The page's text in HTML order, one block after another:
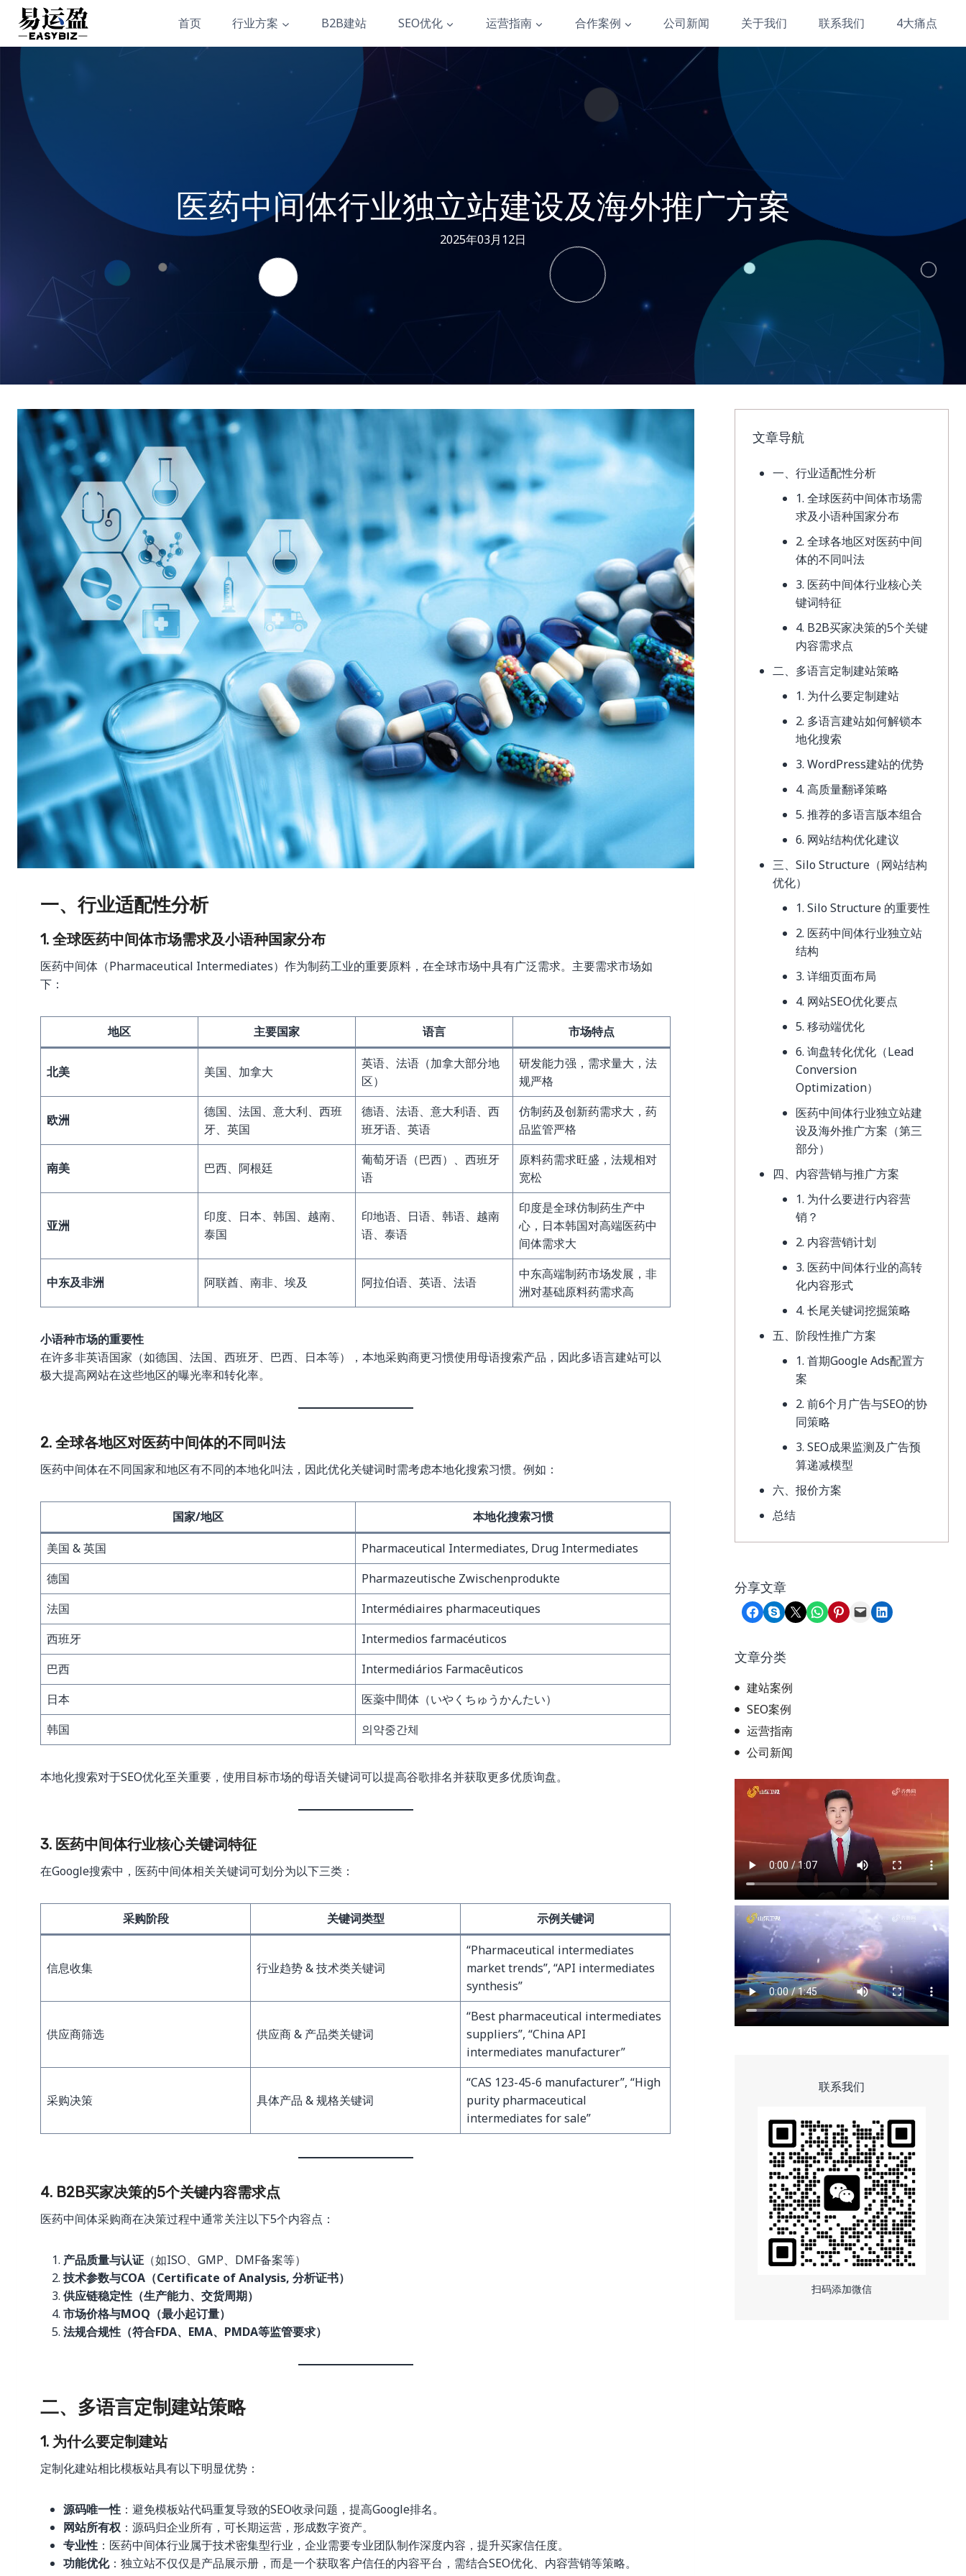
Skip
content
首页 行业方案 B2B建站 SEO优化 运营指南 合作案例 公司新闻 关于我们 联系我们 4大痛点
医药中间体行业独立站建设及海外推广方案
2025年03月12日
一、行业适配性分析
1. 全球医药中间体市场需求及小语种国家分布
医药中间体（Pharmaceutical Intermediates）作为制药工业的重要原料，在全球市场中具有广泛需求。主要需求市场如
下：
地区 主要国家 语言 市场特点
北美 美国、加拿大
英语、法语（加拿大部分地
区）
研发能力强，需求量大，法
规严格
欧洲
德国、法国、意大利、西班
牙、英国
德语、法语、意大利语、西
班牙语、英语
仿制药及创新药需求大，药
品监管严格
南美 巴西、阿根廷
葡萄牙语（巴西）、西班牙
语
原料药需求旺盛，法规相对
宽松
亚洲
印度、日本、韩国、越南、
泰国
印地语、日语、韩语、越南
语、泰语
印度是全球仿制药生产中
心，日本韩国对高端医药中
间体需求大
中东及非洲 阿联酋、南非、埃及 阿拉伯语、英语、法语
中东高端制药市场发展，非
洲对基础原料药需求高
小语种市场的重要性
在许多非英语国家（如德国、法国、西班牙、巴西、日本等），本地采购商更习惯使用母语搜索产品，因此多语言建站可以
极大提高网站在这些地区的曝光率和转化率。
2. 全球各地区对医药中间体的不同叫法
医药中间体在不同国家和地区有不同的本地化叫法，因此优化关键词时需考虑本地化搜索习惯。例如：
国家/地区
本地化搜索习惯
美国 & 英国
Pharmaceutical Intermediates, Drug Intermediates
德国
Pharmazeutische Zwischenprodukte
法国
Intermédiaires pharmaceutiques
西班牙
Intermedios farmacéuticos
巴西
Intermediários Farmacêuticos
日本
医薬中間体（いやくちゅうかんたい）
韩国
의약중간체
本地化搜索对于SEO优化至关重要，使用目标市场的母语关键词可以提高谷歌排名并获取更多优质询盘。
3. 医药中间体行业核心关键词特征
在Google搜索中，医药中间体相关关键词可划分为以下三类：
采购阶段 关键词类型 示例关键词
信息收集 行业趋势 & 技术类关键词
“Pharmaceutical intermediates
market trends”, “API intermediates
synthesis”
供应商筛选 供应商 & 产品类关键词
“Best pharmaceutical intermediates
suppliers”, “China API
intermediates manufacturer”
采购决策 具体产品 & 规格关键词
“CAS 123-45-6 manufacturer”, “High
purity pharmaceutical
intermediates for sale”
4. B2B买家决策的5个关键内容需求点
医药中间体采购商在决策过程中通常关注以下5个内容点：
产品质量与认证 （如ISO、GMP、DMF备案等）
技术参数与COA（Certificate of Analysis, 分析证书）
供应链稳定性（生产能力、交货周期）
市场价格与MOQ（最小起订量）
法规合规性（符合FDA、EMA、PMDA等监管要求）
二、多语言定制建站策略
1. 为什么要定制建站
定制化建站相比模板站具有以下明显优势：
源码唯一性 ：避免模板站代码重复导致的SEO收录问题，提高Google排名。
网站所有权 ：源码归企业所有，可长期运营，形成数字资产。
专业性 ：医药中间体行业属于技术密集型行业，企业需要专业团队制作深度内容，提升买家信任度。
功能优化：独立站不仅仅是产品展示册，而是一个获取客户信任的内容平台，需结合SEO优化、内容营销等策略。
文章导航
一、行业适配性分析
1. 全球医药中间体市场需
求及小语种国家分布
2. 全球各地区对医药中间
体的不同叫法
3. 医药中间体行业核心关
键词特征
4. B2B买家决策的5个关键
内容需求点
二、多语言定制建站策略
1. 为什么要定制建站
2. 多语言建站如何解锁本
地化搜索
3. WordPress建站的优势
4. 高质量翻译策略
5. 推荐的多语言版本组合
6. 网站结构优化建议
三、Silo Structure（网站结构
优化）
1. Silo Structure 的重要性
2. 医药中间体行业独立站
结构
3. 详细页面布局
4. 网站SEO优化要点
5. 移动端优化
6. 询盘转化优化（Lead
Conversion
Optimization）
医药中间体行业独立站建
设及海外推广方案（第三
部分）
四、内容营销与推广方案
1. 为什么要进行内容营
销？
2. 内容营销计划
3. 医药中间体行业的高转
化内容形式
4. 长尾关键词挖掘策略
五、阶段性推广方案
1. 首期Google Ads配置方
案
2. 前6个月广告与SEO的协
同策略
3. SEO成果监测及广告预
算递减模型
六、报价方案
总结
分享文章
Share on Facebook
Share on Skype
Share on X Share on WhatsApp
Share on Pinterest
Email this PageShare on LinkedIn
文章分类
建站案例
SEO案例
运营指南
公司新闻
联系我们
扫码添加微信